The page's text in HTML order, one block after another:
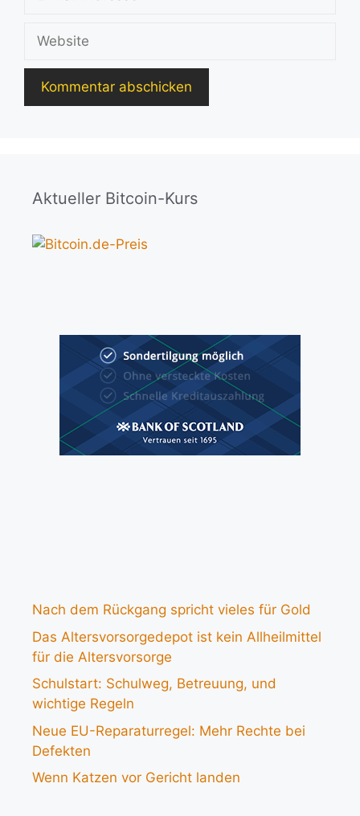
Website
Aktueller Bitcoin-Kurs
Nach dem Rückgang spricht vieles für Gold
Das Altersvorsorgedepot ist kein Allheilmittel
für die Altersvorsorge
Schulstart: Schulweg, Betreuung, und
wichtige Regeln
Neue EU-Reparaturregel: Mehr Rechte bei
Defekten
Wenn Katzen vor Gericht landen